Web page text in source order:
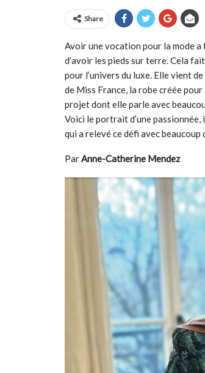
Share
Avoir une vocation pour la mode
d’avoir les pieds sur terre. Cela
pour l’univers du luxe. Elle vient
de Miss France, la robe créée
projet dont elle parle avec
Voici le portrait d’une
qui a relevé ce défi avec beaucoup
ParAnne-Catherine Mendez